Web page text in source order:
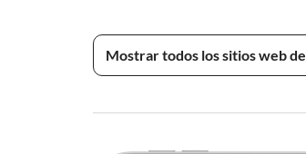
Mostrar todos los sitios web